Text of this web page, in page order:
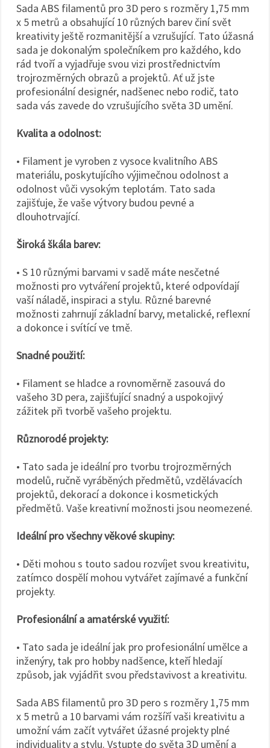
Sada ABS filamentů pro 3D pero s rozměry 1,75 mm
x 5 metrů a obsahující 10 různých barev činí svět
kreativity ještě rozmanitější a vzrušující. Tato úžasná
sada je dokonalým společníkem pro každého, kdo
rád tvoří a vyjadřuje svou vizi prostřednictvím
trojrozměrných obrazů a projektů. Ať už jste
profesionální designér, nadšenec nebo rodič, tato
sada vás zavede do vzrušujícího světa 3D umění.
Kvalita a odolnost:
• Filament je vyroben z vysoce kvalitního ABS
materiálu, poskytujícího výjimečnou odolnost a
odolnost vůči vysokým teplotám. Tato sada
zajišťuje, že vaše výtvory budou pevné a
dlouhotrvající.
Široká škála barev:
• S 10 různými barvami v sadě máte nesčetné
možnosti pro vytváření projektů, které odpovídají
vaší náladě, inspiraci a stylu. Různé barevné
možnosti zahrnují základní barvy, metalické, reflexní
a dokonce i svítící ve tmě.
Snadné použití:
• Filament se hladce a rovnoměrně zasouvá do
vašeho 3D pera, zajišťující snadný a uspokojivý
zážitek při tvorbě vašeho projektu.
Různorodé projekty:
• Tato sada je ideální pro tvorbu trojrozměrných
modelů, ručně vyráběných předmětů, vzdělávacích
projektů, dekorací a dokonce i kosmetických
předmětů. Vaše kreativní možnosti jsou neomezené.
Ideální pro všechny věkové skupiny:
• Děti mohou s touto sadou rozvíjet svou kreativitu,
zatímco dospělí mohou vytvářet zajímavé a funkční
projekty.
Profesionální a amatérské využití:
• Tato sada je ideální jak pro profesionální umělce a
inženýry, tak pro hobby nadšence, kteří hledají
způsob, jak vyjádřit svou představivost a kreativitu.
Sada ABS filamentů pro 3D pero s rozměry 1,75 mm
x 5 metrů a 10 barvami vám rozšíří vaši kreativitu a
umožní vám začít vytvářet úžasné projekty plné
individuality a stylu. Vstupte do světa 3D umění a